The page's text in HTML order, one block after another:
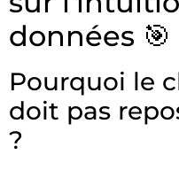
données 🎯
Pourquoi le
doit pas
?